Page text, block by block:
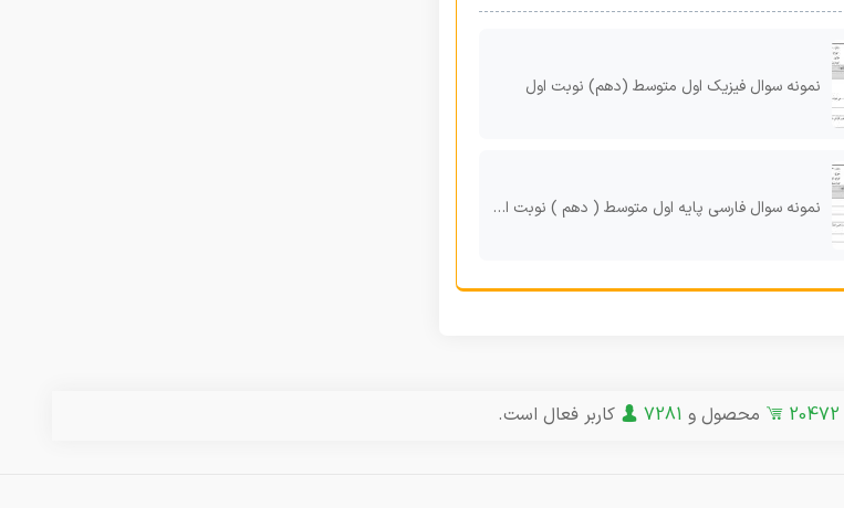
نمونه سوال فیزیک اول متوسط (دهم) نوبت اول
نمونه سوال فارسی پایه اول متوسط ( دهم ) نوبت اول سال ۹۳
20472 محصول و 7281 کاربر فعال است.